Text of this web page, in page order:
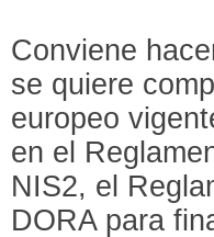
Conviene
se quiere
europeo
en el
NIS2, el
DORA para